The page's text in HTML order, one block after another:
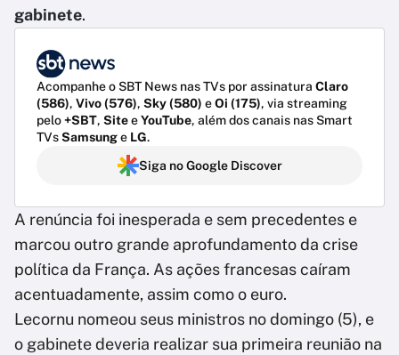
gabinete.
Acompanhe o SBT News nas TVs por assinatura Claro
(586), Vivo (576), Sky (580) eOi (175), via streaming
pelo+SBT, SiteeYouTube, além dos canais nas Smart
TVsSamsunge LG.
Siga no Google Discover
A renúncia foi inesperada e sem precedentes e
marcou outro grande aprofundamento da crise
política da França. As ações francesas caíram
acentuadamente, assim como o euro.
Lecornu nomeou seus ministros no domingo (5), e
o gabinete deveria realizar sua primeira reunião na